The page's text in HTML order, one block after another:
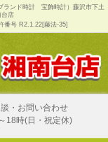
ンド時計 宝飾時計）藤沢市下土
台店
番号 R2.1.22[藤法-35]
談・お問い合わせ
18時(日・祝定休)